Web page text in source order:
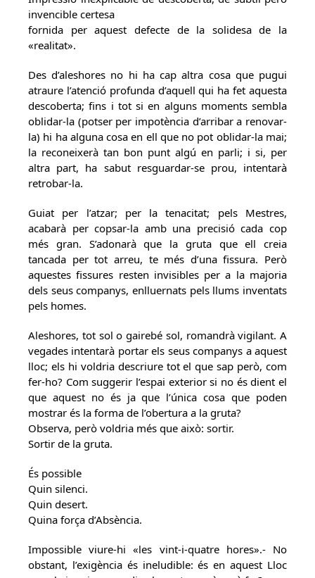
invencible certesa
fornida per aquest defecte de la solidesa de la
«realitat».
Des d’aleshores no hi ha cap altra cosa que pugui
atraure l’atenció profunda d’aquell qui ha fet aquesta
descoberta; fins i tot si en alguns moments sembla
oblidar-la (potser per impotència d’arribar a renovar-
la) hi ha alguna cosa en ell que no pot oblidar-la mai;
la reconeixerà tan bon punt algú en parli; i si, per
altra part, ha sabut resguardar-se prou, intentarà
retrobar-la.
Guiat per l’atzar; per la tenacitat; pels Mestres,
acabarà per copsar-la amb una precisió cada cop
més gran. S’adonarà que la gruta que ell creia
tancada per tot arreu, te més d’una fissura. Però
aquestes fissures resten invisibles per a la majoria
dels seus companys, enlluernats pels llums inventats
pels homes.
Aleshores, tot sol o gairebé sol, romandrà vigilant. A
vegades intentarà portar els seus companys a aquest
lloc; els hi voldria descriure tot el que sap però, com
fer-ho? Com suggerir l’espai exterior si no és dient el
que aquest no és ja que l’única cosa que poden
mostrar és la forma de l’obertura a la gruta?
Observa, però voldria més que això: sortir.
Sortir de la gruta.
És possible
Quin silenci.
Quin desert.
Quina força d’Absència.
Impossible viure-hi «les vint-i-quatre hores».- No
obstant, l’exigència és ineludible: és en aquest Lloc